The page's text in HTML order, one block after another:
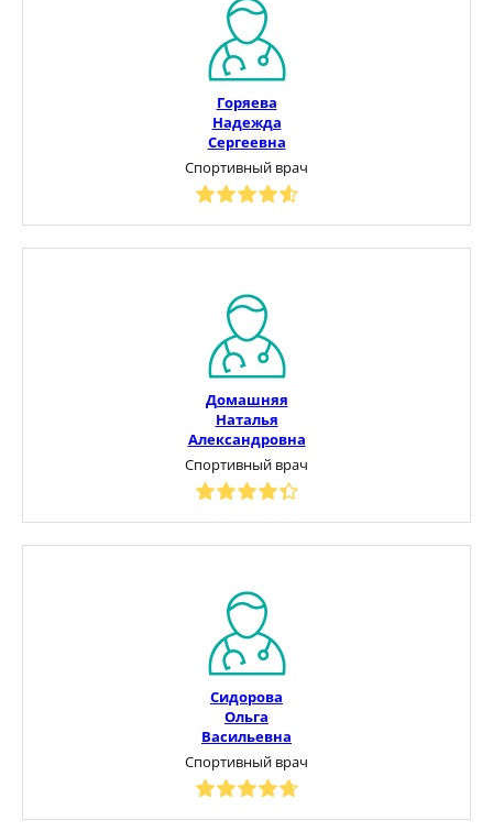
Горяева
Надежда
Сергеевна
Спортивный врач
Домашняя
Наталья
Александровна
Спортивный врач
Сидорова
Ольга
Васильевна
Спортивный врач